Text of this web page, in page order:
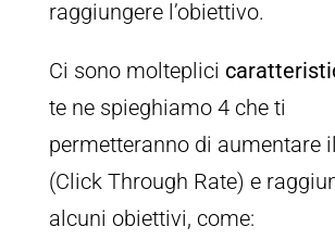
raggiungere l’obiettivo.
Ci sono molteplici
te ne spieghiamo 4 che ti
permetteranno di aumentare
(Click Through Rate) e
alcuni obiettivi, come: